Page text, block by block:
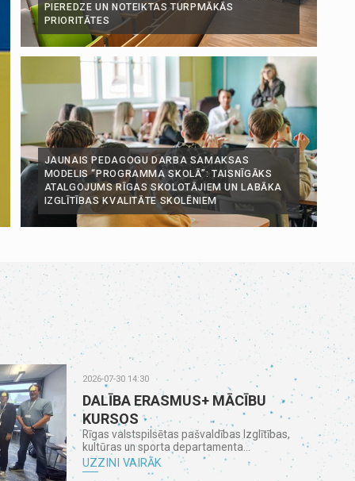
PIEREDZE UN NOTEIKTAS TURPMĀKĀS
PRIORITĀTES
JAUNAIS PEDAGOGU DARBA SAMAKSAS
MODELIS “PROGRAMMA SKOLĀ”: TAISNĪGĀKS
ATALGOJUMS RĪGAS SKOLOTĀJIEM UN LABĀKA
IZGLĪTĪBAS KVALITĀTE SKOLĒNIEM
2026-07-30 14:30
DALĪBA ERASMUS+ MĀCĪBU
KURSOS
Rīgas valstspilsētas pašvaldības Izglītības,
kultūras un sporta departamenta...
UZZINI VAIRĀK